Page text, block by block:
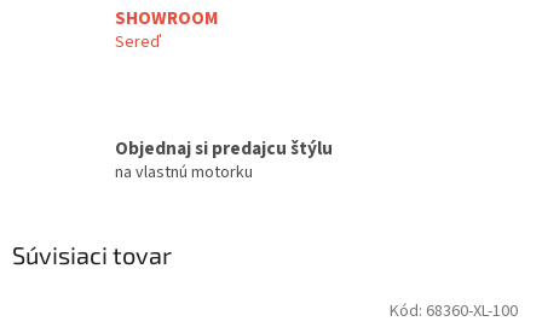
SHOWROOM
Sereď
Objednaj si predajcu štýlu
na vlastnú motorku
Súvisiaci tovar
Kód: 68360-XL-100